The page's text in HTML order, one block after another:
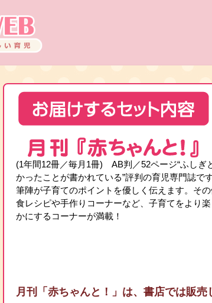
(1年間12冊／毎月1冊) AB判／52ページ“ふしぎ
かったことが書かれている”評判の育児専門誌で
筆陣が子育てのポイントを優しく伝えます。そ
食レシピや手作りコーナーなど、子育てをより
かにするコーナーが満載！
月刊「赤ちゃんと！」は、書店では販